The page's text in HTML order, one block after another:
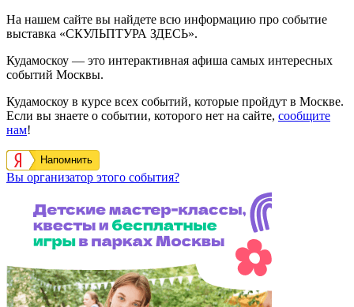
На нашем сайте вы найдете всю информацию про событие
выставка «СКУЛЬПТУРА ЗДЕСЬ».
Кудамоскоу — это интерактивная афиша самых интересных
событий Москвы.
Кудамоскоу в курсе всех событий, которые пройдут в Москве.
Если вы знаете о событии, которого нет на сайте, сообщите
нам!
Напомнить
Вы организатор этого события?